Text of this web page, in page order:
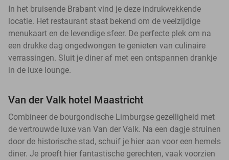
In het bruisende Brabant vind je deze indrukwekkende
locatie. Het restaurant staat bekend om de veelzijdige
menukaart en de levendige sfeer. De perfecte plek om na
een drukke dag ongedwongen te genieten van culinaire
verrassingen. Sluit je diner af met een ontspannen drankje
in de luxe lounge.
Van der Valk hotel Maastricht
Combineer de bourgondische Limburgse gezelligheid met
de vertrouwde luxe van Van der Valk. Na een dagje struinen
door de historische stad, schuif je hier aan voor een hemels
diner. Je proeft hier fantastische gerechten, vaak voorzien